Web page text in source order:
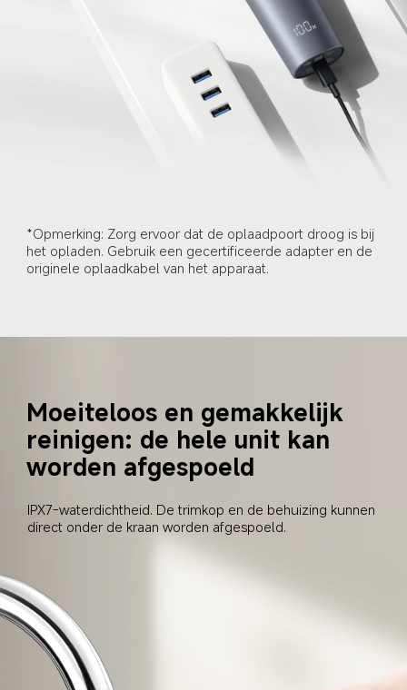
*Opmerking: Zorg ervoor dat de oplaadpoort droog is bij
het opladen. Gebruik een gecertificeerde adapter en de
originele oplaadkabel van het apparaat.
Moeiteloos en gemakkelijk
reinigen: de hele unit kan
worden afgespoeld
IPX7-waterdichtheid. De trimkop en de behuizing kunnen
direct onder de kraan worden afgespoeld.